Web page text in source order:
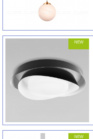
NEW
NEW